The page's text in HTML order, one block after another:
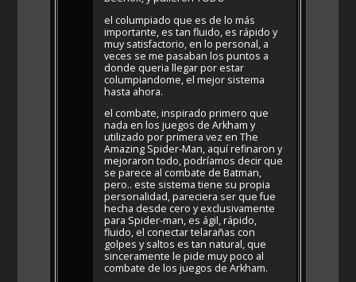
el columpiado que es de lo más
importante, es tan fluido, es rápido y
muy satisfactorio, en lo personal, a
veces se me pasaban los puntos a
donde queria llegar por estar
columpiandome, el mejor sistema
hasta ahora.
el combate, inspirado primero que
nada en los juegos de Arkham y
utilizado por primera vez en The
Amazing Spider-Man, aquí refinaron y
mejoraron todo, podríamos decir que
se parece al combate de Batman,
pero.. este sistema tiene su propia
personalidad, pareciera ser que fue
hecha desde cero y exclusivamente
para Spider-man, es ágil, rápido,
fluido, el conectar telarañas con
golpes y saltos es tan natural, que
sinceramente le pide muy poco al
combate de los juegos de Arkham.